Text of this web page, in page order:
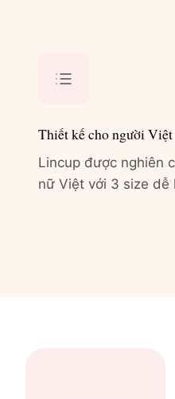
Thiết kế cho người Việt
Lincup được nghiên
nữ Việt với 3 size dễ